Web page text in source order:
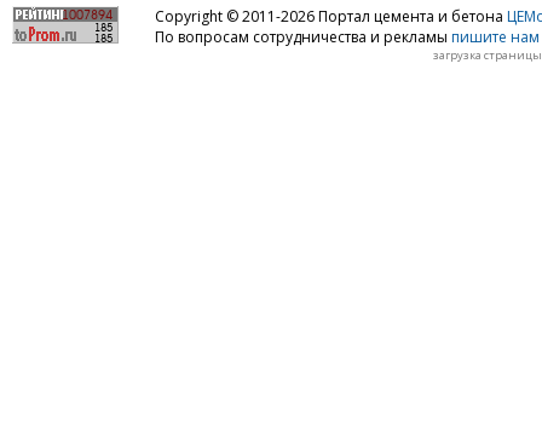
Copyright © 2011-2026 Портал цемента и бетона
По вопросам сотрудничества и рекламы пишите нам
загрузка